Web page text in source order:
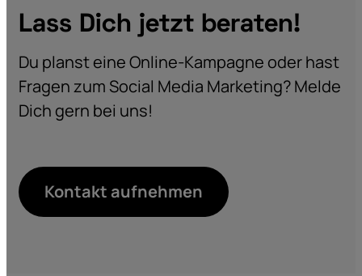
Lass Dich jetzt beraten!
Du planst eine Online-Kampagne oder hast
Fragen zum Social Media Marketing? Melde
Dich gern bei uns!
Kontakt aufnehmen